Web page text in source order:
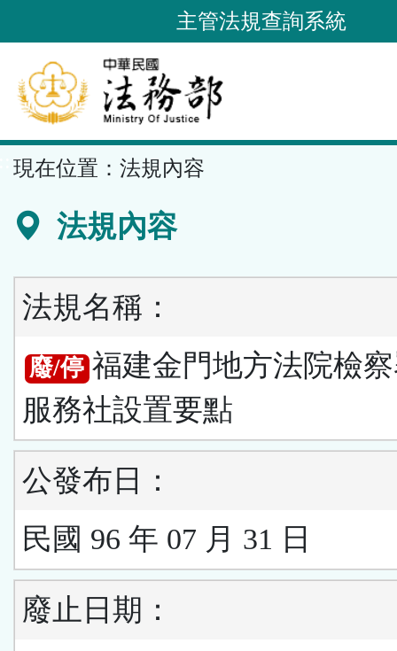
到
要
內
容
區
主管法規查詢系統
現在位置： 法規內容
法規內容
法規名稱：
廢/停 福建金門地方法院檢
服務社設置要點
公發布日：
民國 96 年 07 月 31 日
廢止日期：